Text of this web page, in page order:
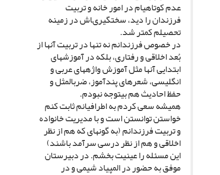
عدم کوتاهى‏ام در امور خانه و تربیت
فرزندان را دید، سخت‏گیرى‏اش در زمینه
تحصیلم کمتر شد.
در خصوص فرزندانم نه تنها در تربیت آنها از
بُعد اخلاقى و رفتارى، بلکه در آموزش‏هاى
ابتدایى آنها مثل آموزش واژه‏هاى عربى و
انگلیسى، شعرهاى پندآموز، ضرب‏المثل و
حفظ احادیث هم بى‏توجه نبودم.
همیشه سعى کردم به اطرافیانم ثابت کنم
خواستن توانستن است و با مدیریت خانواده
و تربیت فرزندانم (به گونه‏اى که هم از نظر
اخلاقى و هم از نظر درسى سرآمد باشند)
این مسئله را عینیت بخشم. در دبیرستان
موفق به حضور در المپیاد شیمى و در